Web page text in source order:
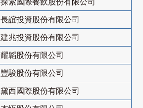
長誼投資股份有限公司
建兆投資股份有限公司
耀韜股份有限公司
豐駿股份有限公司
黛西國際股份有限公司